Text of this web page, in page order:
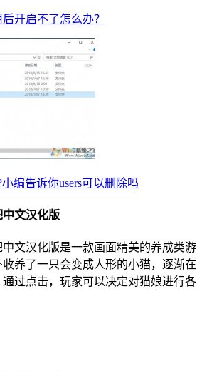
开启不了怎么办？
编告诉你users可以删除吗
文汉化版
文汉化版是一款画面精美的养成类游
养了一只会变成人形的小猫，逐渐在
通过点击，玩家可以决定对猫娘进行各